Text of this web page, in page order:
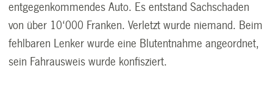
entgegenkommendes Auto. Es entstand Sachschaden
von über 10‘000 Franken. Verletzt wurde niemand. Beim
fehlbaren Lenker wurde eine Blutentnahme angeordnet,
sein Fahrausweis wurde konfisziert.